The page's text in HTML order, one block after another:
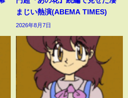
まじい熱演(ABEMA TIMES)
2026年8月7日